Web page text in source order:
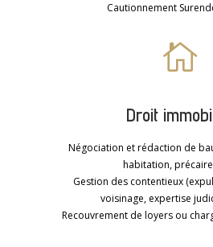
Cautionnement

Droit
Négociation et rédaction de
habitation,
Gestion des contentieux
voisinage, expertise
Recouvrement de loyers ou